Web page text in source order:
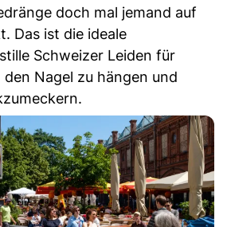
doch mal jemand auf
Das ist die ideale
Schweizer Leiden für
Nagel zu hängen und